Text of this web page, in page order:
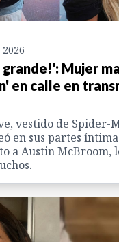
2026
grande!': Mujer
en calle en
vestido de Spider-
en sus partes
a Austin McBroom,